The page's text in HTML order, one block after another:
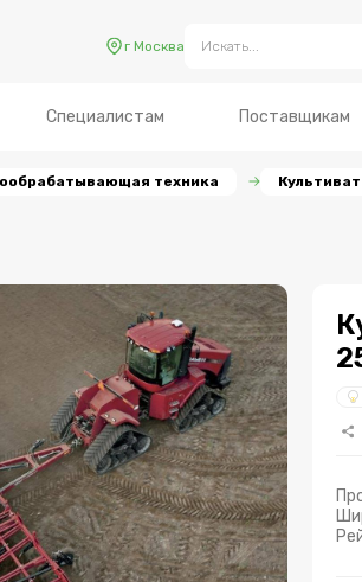
г Москва
Специалистам Поставщикам
техника